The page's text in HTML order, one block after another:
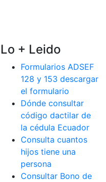
Lo + Leido
Formularios ADSEF
128 y 153 descargar
el formulario
Dónde consultar
código dactilar de
la cédula Ecuador
Consulta cuantos
hijos tiene una
persona
Consultar Bono de